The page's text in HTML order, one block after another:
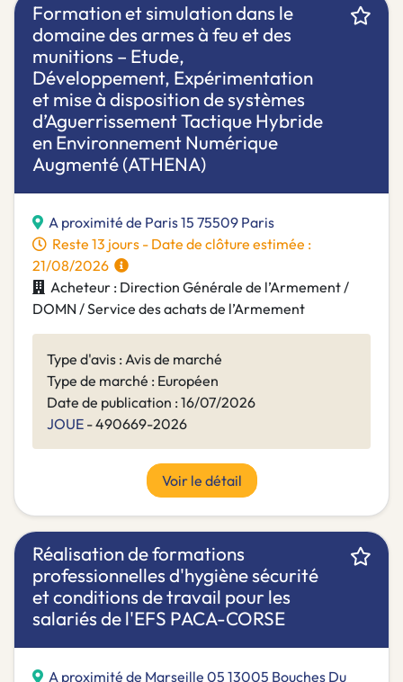
Formation et simulation dans le
domaine des armes à feu et des
munitions – Etude,
Développement, Expérimentation
et mise à disposition de systèmes
d’Aguerrissement Tactique Hybride
en Environnement Numérique
Augmenté (ATHENA)
A proximité de Paris 15 75509 Paris
Reste 13 jours - Date de clôture estimée :
21/08/2026
Acheteur : Direction Générale de l’Armement /
DOMN / Service des achats de l’Armement
Type d'avis : Avis de marché
Type de marché : Européen
Date de publication : 16/07/2026
JOUE - 490669-2026
Voir le détail
Réalisation de formations
professionnelles d'hygiène sécurité
et conditions de travail pour les
salariés de l'EFS PACA-CORSE
A proximité de Marseille 05 13005 Bouches Du